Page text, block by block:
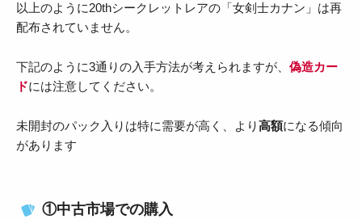
以上のように20thシークレットレアの「女剣士カナン」は再
配布されていません。
下記のように3通りの入手方法が考えられますが、 偽造カー
ドには注意してください。
未開封のパック入りは特に需要が高く、より高額になる傾向
があります
①中古市場での購入